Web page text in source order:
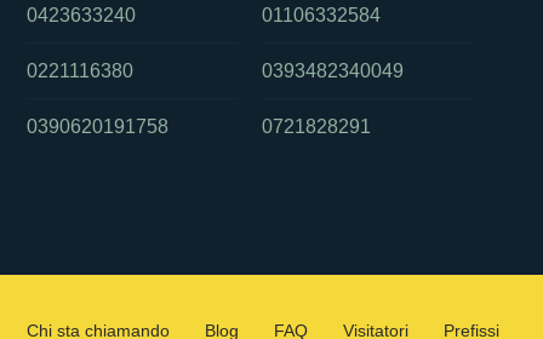
0423633240
0221116380
0390620191758
01106332584
0393482340049
0721828291
Chi sta chiamando Blog FAQ Visitatori Prefissi